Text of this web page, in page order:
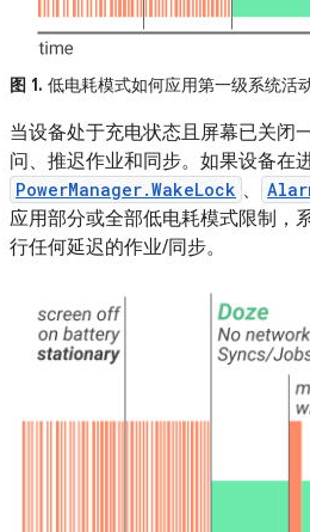
图 1. 低电耗模式如何应用第一级系统活
当设备处于充电状态且屏幕已关闭
问、推迟作业和同步。如果设备在
PowerManager.WakeLock 、
应用部分或全部低电耗模式限制，
行任何延迟的作业/同步。